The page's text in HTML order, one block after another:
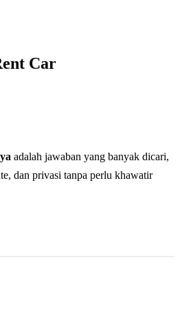
Car
adalah jawaban yang banyak dicari,
dan privasi tanpa perlu khawatir